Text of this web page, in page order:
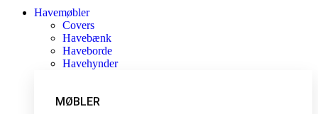
Havemøbler
Covers
Havebænk
Haveborde
Havehynder
MØBLER